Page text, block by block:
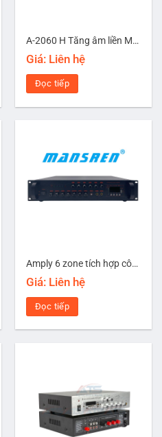
A-2060 H Tăng âm liền Mixer công suất 60W
Giá: Liên hệ
Đọc tiếp
Amply 6 zone tích hợp công suất 360W Mansren FA-6360HT
Giá: Liên hệ
Đọc tiếp